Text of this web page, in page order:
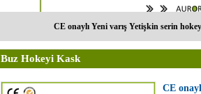
Akıllı
Su sporları
kask
CE onaylı Yeni varış Yetişkin serin
Buz Hokeyi Kask
CE